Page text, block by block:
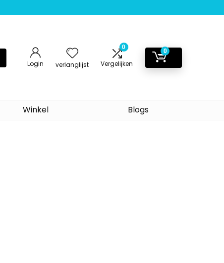
Login verlanglijst
0
Vergelijken
0
Winkel Blogs